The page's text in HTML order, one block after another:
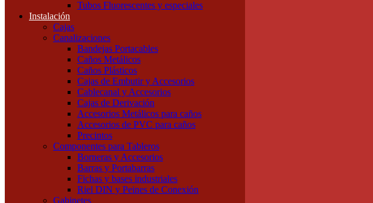
Tubos Fluorescentes y especiales
Instalación
Cajas
Canalizaciones
Bandejas Portacables
Caños Metálicos
Caños Plásticos
Cajas de Embutir y Accesorios
Cablecanal y Accesorios
Cajas de Derivación
Accesorios Metálicos para caños
Accesorios de PVC para caños
Precintos
Componentes para Tableros
Borneras y Accesorios
Barras y Portabarras
Fichas y bases industriales
Riel DIN y Peines de Conexión
Gabinetes
Farolas
Paneles y Plafones
Lámparas Colgantes
Lámparas de Pared
Veladores y lámparas de pie
Lámparas
Lámparas LED
Lámparas Incandescentes
Lámparas Fluorescentes
Luces de Emergencia
Tubos
Tubos LED
Tubos Fluorescentes y especiales
Instalación
Cajas